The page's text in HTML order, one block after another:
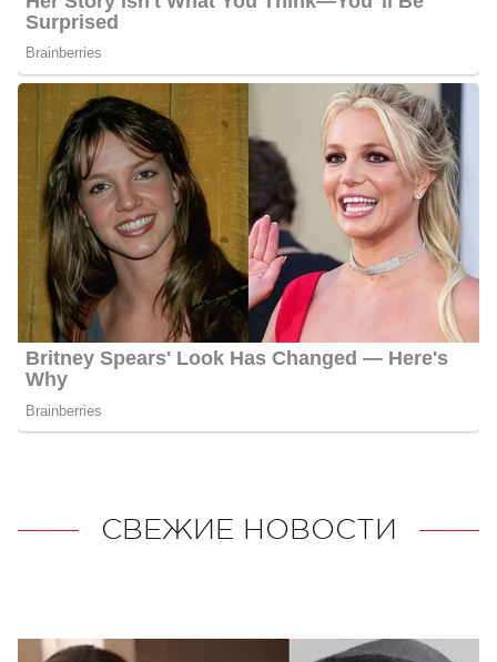
СВЕЖИЕ НОВОСТИ